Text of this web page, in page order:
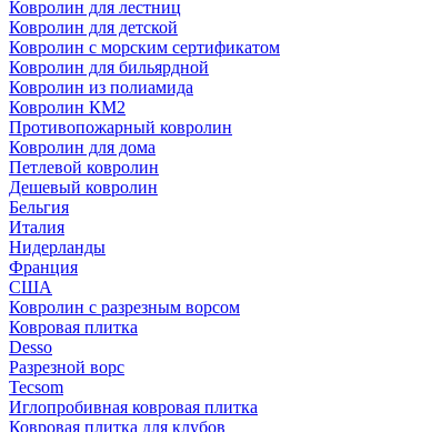
Ковролин для лестниц
Ковролин для детской
Ковролин с морским сертификатом
Ковролин для бильярдной
Ковролин из полиамида
Ковролин КМ2
Противопожарный ковролин
Ковролин для дома
Петлевой ковролин
Дешевый ковролин
Бельгия
Италия
Нидерланды
Франция
США
Ковролин с разрезным ворсом
Ковровая плитка
Desso
Разрезной ворс
Tecsom
Иглопробивная ковровая плитка
Ковровая плитка для клубов